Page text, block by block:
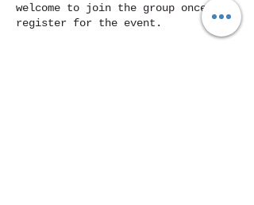
welcome to join the group once you
register for the event.